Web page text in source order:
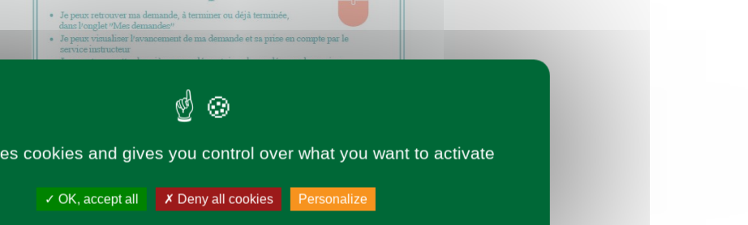
cookies and gives you control over what you want to activate
OK, accept all Deny all cookies Personalize